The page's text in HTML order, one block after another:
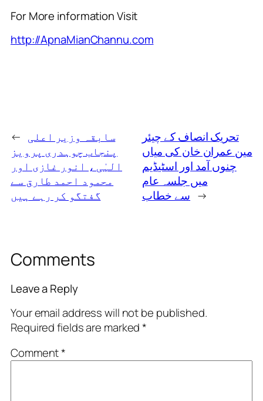
For More information Visit
http://ApnaMianChannu.com
← سابقہ وزیر اعلی
پنجاب چوہدری پرویز
الہٰی ، انور غازی اور
محمود احمد طارق سے
گفتگو کر رہے ہیں
تحریک انصاف کے چیئر
مین عمران خان کی میاں
چنوں آمد اور اسٹیڈیم
میں جلسہ عام
سے خطاب →
Comments
Leave a Reply
Your email address will not be published.
Required fields are marked*
Comment*